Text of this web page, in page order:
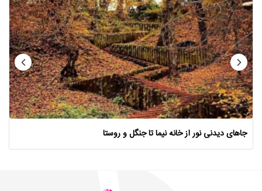
جاهای دیدنی نور از خانه نیما تا جنگل و روستا